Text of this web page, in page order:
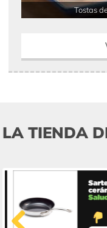
Tostas
LA TIENDA